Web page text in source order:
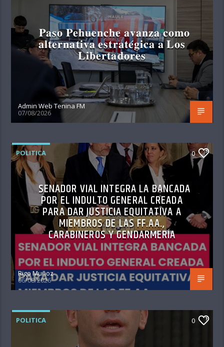
𝐏𝐚𝐬𝐨 𝐏𝐞𝐡𝐮𝐞𝐧𝐜𝐡𝐞 𝐚𝐯𝐚𝐧𝐳𝐚 𝐜𝐨𝐦𝐨
𝐚𝐥𝐭𝐞𝐫𝐧𝐚𝐭𝐢𝐯𝐚 𝐞𝐬𝐭𝐫𝐚𝐭𝐞́𝐠𝐢𝐜𝐚 𝐚 𝐋𝐨𝐬
𝐋𝐢𝐛𝐞𝐫𝐭𝐚𝐝𝐨𝐫𝐞𝐬
Admin Web Tenina FM
07/08/2026
POLITICA 0
SENADOR VIAL INTEGRA LA BANCADA
POR EL INDULTO GENERAL CREADA
PARA DAR JUSTICIA EQUITATIVA A
MIEMBROS DE LAS FF.AA.,
CARABINEROS Y GENDARMERÍA
Rigo Muñoz
06/08/2026
POLITICA 0